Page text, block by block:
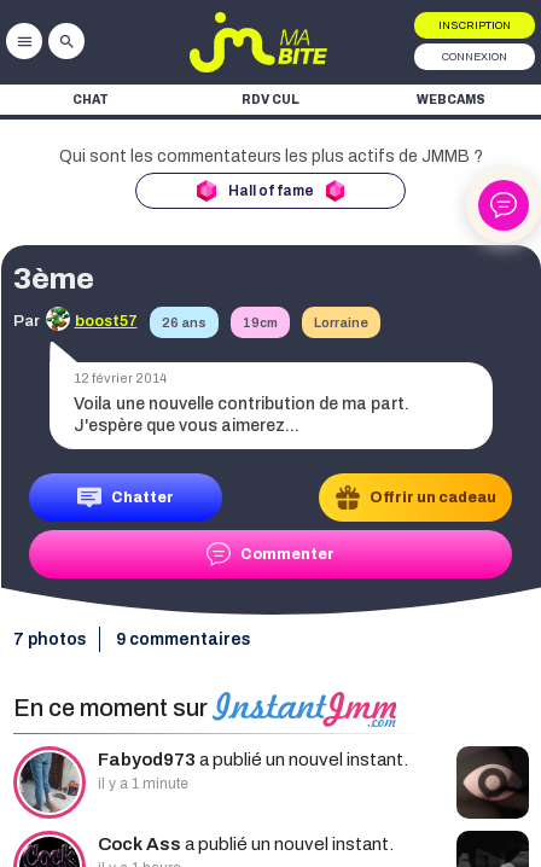
menu search
INSCRIPTION
CONNEXION
CHAT RDV CUL WEBCAMS
Hall of fame
3ème
Par boost57 26 ans 19cm Lorraine
12 février 2014
Voila une nouvelle contribution de ma part.
J'espère que vous aimerez...
Chatter Offrir un cadeau
Commenter
7 photos 9 commentaires
En ce moment sur
Fabyod973 a publié un nouvel instant.
il y a 1 minute
Cock Ass a publié un nouvel instant.